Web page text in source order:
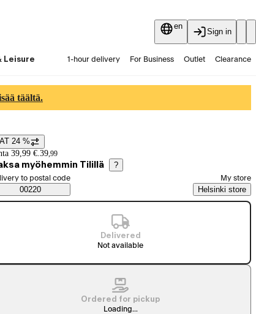
en
Sign in
Leisure 1-hour delivery For Business Outlet Clearance
täältä.
details
24 %
39,99 €.39,99
myöhemmin Tilillä ?
order method
to postal code
00220
My store
Helsinki store
Delivered
Not available
Ordered for pickup
Loading...